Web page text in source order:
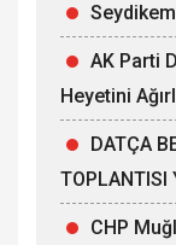
AK Parti
Heyetini
DATÇA
TOPLANTISI
CHP